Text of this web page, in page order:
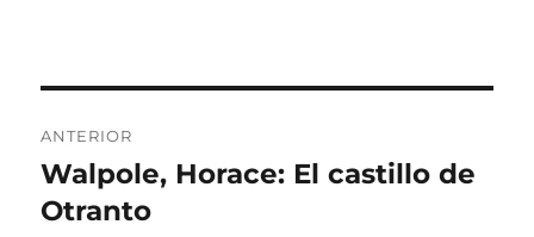
de
entradas
ANTERIOR
Entrada
anterior:
Walpole, Horace: El castillo de
Otranto